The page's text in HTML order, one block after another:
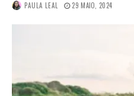
PAULA LEAL 29 MAIO, 2024